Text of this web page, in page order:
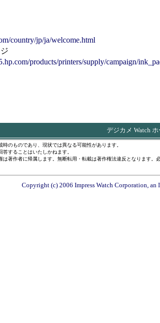
country/jp/ja/welcome.html
products/printers/supply/campaign/
デジカメ Watch
時のものであり、現状では異なる可能性があります。
答することはいたしかねます。
は著作者に帰属します。無断転用・転載は著作権法違反となります
Copyright (c) 2006 Impress Watch Corporation, an